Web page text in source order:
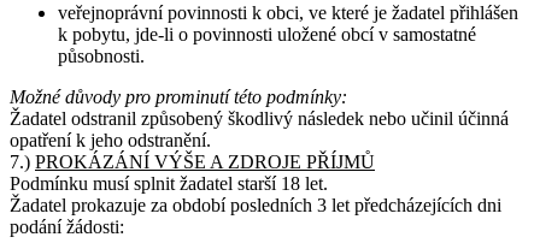
veřejnoprávní povinnosti k obci, ve které je žadatel přihlášen
k pobytu, jde-li o povinnosti uložené obcí v samostatné
působnosti.
Možné důvody pro prominutí této podmínky:
Žadatel odstranil způsobený škodlivý následek nebo učinil účinná
opatření k jeho odstranění.
7.) PROKÁZÁNÍ VÝŠE A ZDROJE PŘÍJMŮ
Podmínku musí splnit žadatel starší 18 let.
Žadatel prokazuje za období posledních 3 let předcházejících dni
podání žádosti: